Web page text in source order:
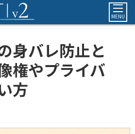
MENU
身バレ防止と
権やプライバ
方